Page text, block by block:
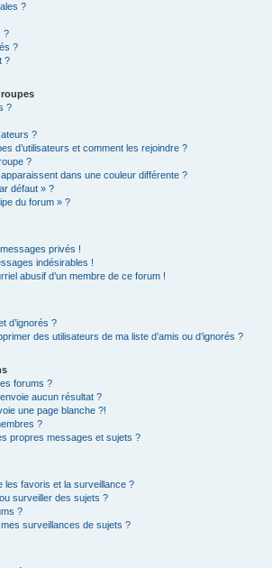
?
?
?
?
?
?
d’utilisateurs et comment les rejoindre ?
?
dans une couleur différente ?
défaut » ?
du forum » ?
privés !
indésirables !
abusif d’un membre de ce forum !
d’ignorés ?
des utilisateurs de ma liste d’amis ou d’ignorés ?
forums ?
aucun résultat ?
une page blanche ?!
?
propres messages et sujets ?
les favoris et la surveillance ?
surveiller des sujets ?
?
surveillances de sujets ?